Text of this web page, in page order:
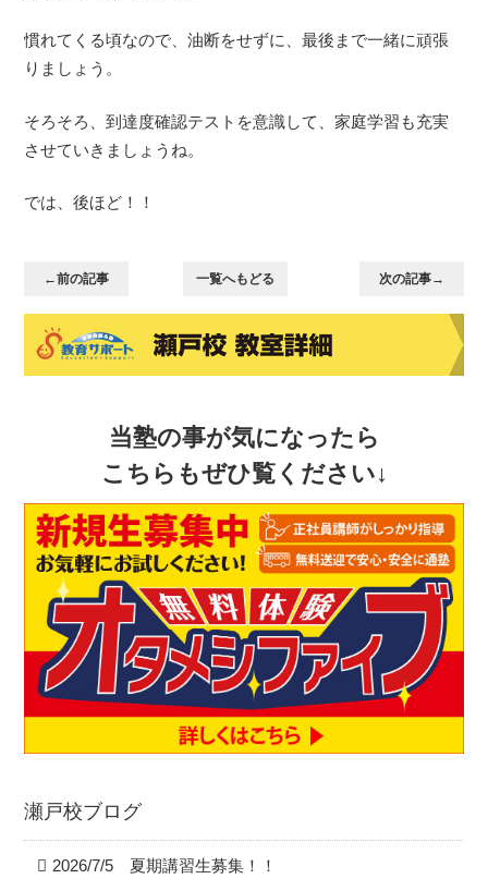
慣れてくる頃なので、油断をせずに、最後まで一緒に頑張
りましょう。
そろそろ、到達度確認テストを意識して、家庭学習も充実
させていきましょうね。
では、後ほど！！
←前の記事 一覧へもどる 次の記事→
当塾の事が気になったら
こちらもぜひ覧ください↓
瀬戸校ブログ
2026/7/5 夏期講習生募集！！